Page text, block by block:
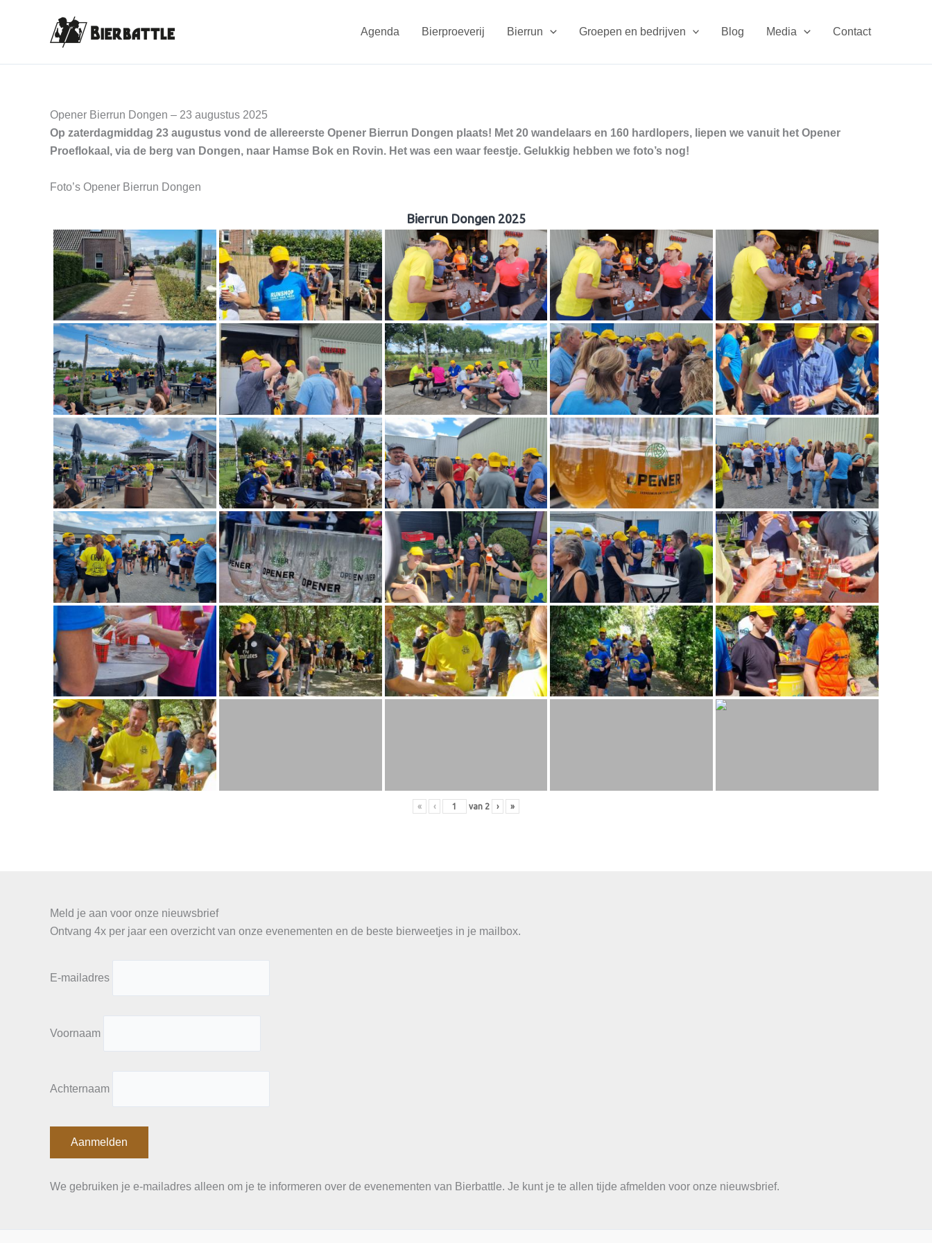
inhoud
Agenda Bierproeverij Bierrun Groepen en bedrijven Blog Media Contact
Opener Bierrun Dongen – 23 augustus 2025
Op zaterdagmiddag 23 augustus vond de allereerste Opener Bierrun Dongen plaats! Met 20 wandelaars en 160 hardlopers, liepen we vanuit het Opener
Proeflokaal, via de berg van Dongen, naar Hamse Bok en Rovin. Het was een waar feestje. Gelukkig hebben we foto’s nog!
Foto’s Opener Bierrun Dongen
Bierrun Dongen 2025
« ‹ van 2 › »
Meld je aan voor onze nieuwsbrief
Ontvang 4x per jaar een overzicht van onze evenementen en de beste bierweetjes in je mailbox.
E-mailadres
Voornaam
Achternaam
We gebruiken je e-mailadres alleen om je te informeren over de evenementen van Bierbattle. Je kunt je te allen tijde afmelden voor onze nieuwsbrief.